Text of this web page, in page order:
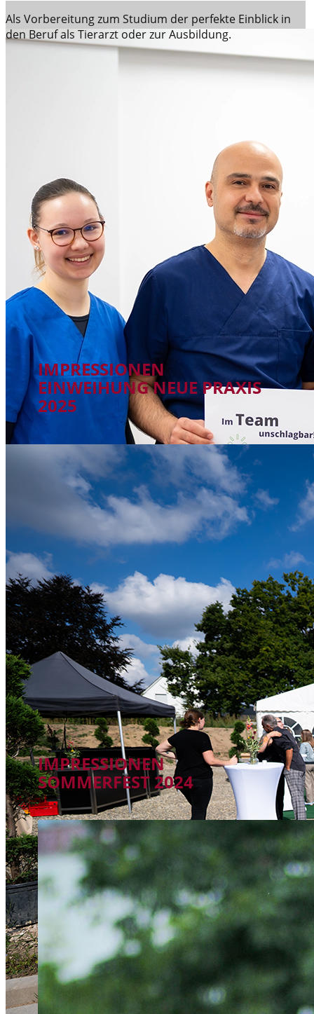
Als Vorbereitung zum Studium der perfekte Einblick in
den Beruf als Tierarzt oder zur Ausbildung.
IMPRESSIONEN
EINWEIHUNG NEUE PRAXIS
2025
IMPRESSIONEN
SOMMERFEST 2024